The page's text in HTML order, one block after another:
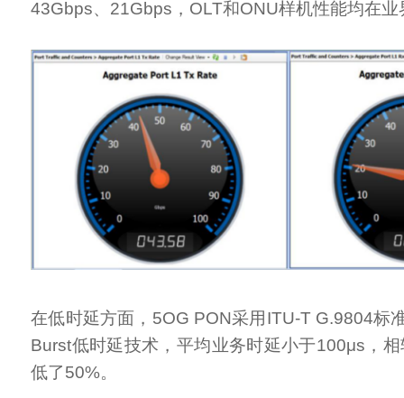
43Gbps、21Gbps，OLT和ONU样机性能均在业
在低时延方面，5OG PON采用ITU-T G.9804标
Burst低时延技术，平均业务时延小于100μs，
低了50%。